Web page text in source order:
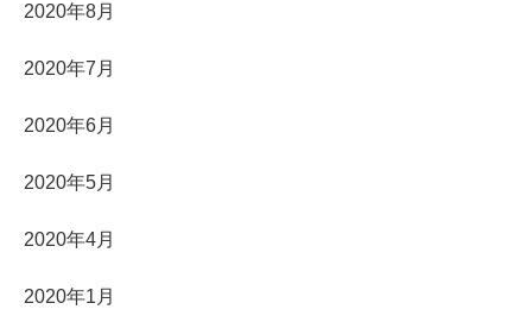
2020年8月
2020年7月
2020年6月
2020年5月
2020年4月
2020年1月